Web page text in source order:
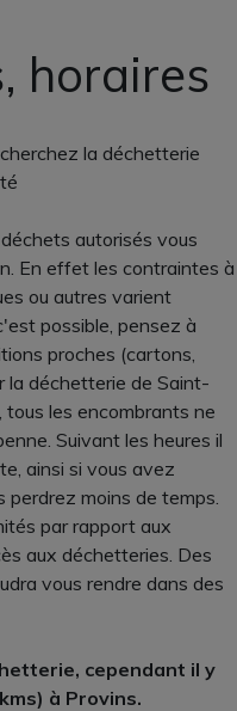
horaires
la déchetterie
autorisés vous
En effet les contraintes à
ou autres varient
possible, pensez à
proches (cartons,
la déchetterie de Saint-
les encombrants ne
Suivant les heures il
ainsi si vous avez
moins de temps.
par rapport aux
aux déchetteries. Des
vous rendre dans des
cependant il y
à Provins.